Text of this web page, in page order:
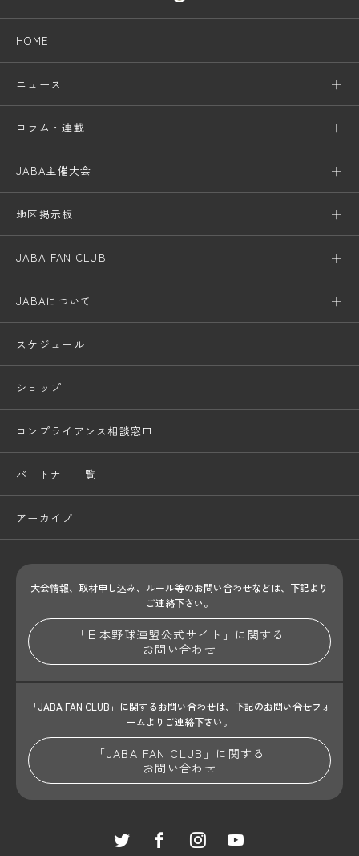
HOME
ニュース
コラム・連載
JABA主催大会
地区掲示板
JABA FAN CLUB
JABAについて
スケジュール
ショップ
コンプライアンス相談窓口
パートナー一覧
アーカイブ
大会情報、取材申し込み、ルール等のお問い合わせなどは、下記より
ご連絡下さい。
「日本野球連盟公式サイト」に関する
お問い合わせ
「JABA FAN CLUB」に関するお問い合わせは、 下記のお問い合せフォ
ームよりご連絡下さい。
「JABA FAN CLUB」に関する
お問い合わせ